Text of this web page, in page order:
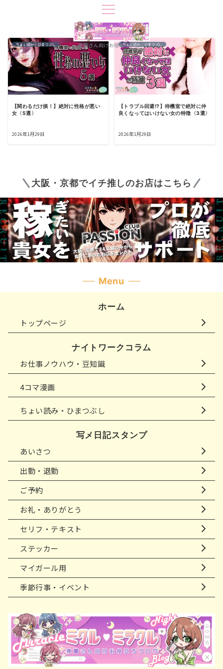
夜職さん向けお役立ちブログ
ちょい読み・ひまつぶし
【関わるだけ損！】絶対に性格が悪い
女〈5選〉
2026年1月29日
ちょい読み・ひまつぶし
【トラブル回避!?】待機室で絶対に仲
良くなってはいけない女の特徴〈3選〉
2026年1月29日
大阪・京都でイチ推しのお店はこちら
Menu
ホーム
トップページ
ナイトワークコラム
お仕事ノウハウ・豆知識
4コマ漫画
ちょい読み・ひまつぶし
写メ日記スタンプ
あいさつ
出勤・退勤
ご予約
お礼・ありがとう
セリフ・テキスト
ステッカー
マイガール用
季節行事・イベント